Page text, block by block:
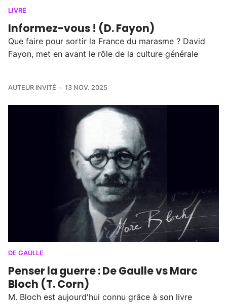
LIVRE
Informez-vous ! (D. Fayon)
Que faire pour sortir la France du marasme ? David
Fayon, met en avant le rôle de la culture générale
AUTEUR INVITÉ 13 NOV. 2025
DE GAULLE
Penser la guerre : De Gaulle vs Marc
Bloch (T. Corn)
M. Bloch est aujourd'hui connu grâce à son livre